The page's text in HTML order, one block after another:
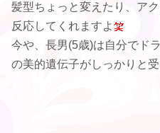
髪型ちょっと変えたり、ア
反応してくれますよ
今や、長男(5歳)は自分でド
の美的遺伝子がしっかりと